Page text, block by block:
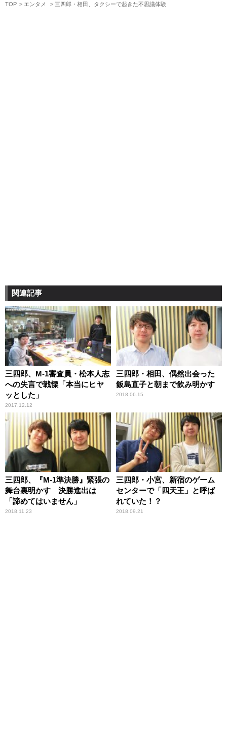
TOP エンタメ 三四郎・相田、タクシーで起きた不思議体験
関連記事
三四郎、M-1審査員・松本人志
への失言で戦慄「本当にヒヤ
ッとした」
2017.12.12
三四郎・相田、偶然出会った
飯島直子と朝まで飲み明かす
2018.06.15
三四郎、『M-1準決勝』緊張の
舞台裏明かす 決勝進出は
「諦めてはいません」
2018.11.23
三四郎・小宮、新宿のゲーム
センターで「四天王」と呼ば
れていた！？
2018.09.21